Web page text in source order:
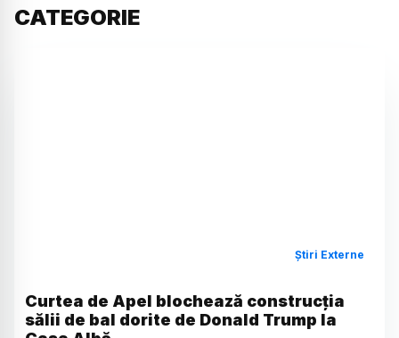
CATEGORIE
Știri Externe
Curtea de Apel blochează construcția
sălii de bal dorite de Donald Trump la